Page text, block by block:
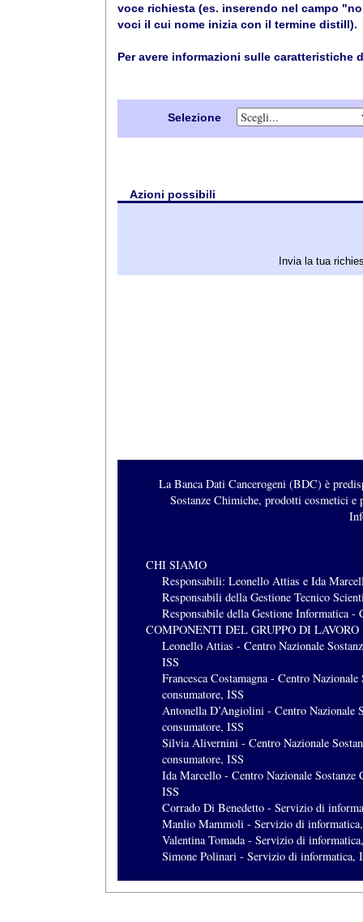
voce richiesta (es. inserendo nel campo
voci il cui nome inizia con il termine distill).
Per avere informazioni sulle caratteristiche
Selezione
Azioni possibili
Invia la tua
La Banca Dati Cancerogeni (BDC) è
Sostanze Chimiche, prodotti cosmetici
CHI SIAMO
Responsabili: Leonello Attias e Ida
Responsabili della Gestione Tecnico
Responsabile della Gestione Informatica -
COMPONENTI DEL GRUPPO DI LAVORO
Leonello Attias - Centro Nazionale
ISS
Francesca Costamagna - Centro
consumatore, ISS
Antonella D’Angiolini - Centro Nazionale
consumatore, ISS
Silvia Alivernini - Centro Nazionale
consumatore, ISS
Ida Marcello - Centro Nazionale
ISS
Corrado Di Benedetto - Servizio di
Manlio Mammoli - Servizio di
Valentina Tomada - Servizio di
Simone Polinari - Servizio di informatica,